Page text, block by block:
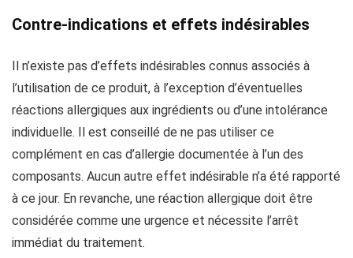
Contre-indications et effets indésirables
Il n’existe pas d’effets indésirables connus associés à
l’utilisation de ce produit, à l’exception d’éventuelles
réactions allergiques aux ingrédients ou d’une intolérance
individuelle. Il est conseillé de ne pas utiliser ce
complément en cas d’allergie documentée à l’un des
composants. Aucun autre effet indésirable n’a été rapporté
à ce jour. En revanche, une réaction allergique doit être
considérée comme une urgence et nécessite l’arrêt
immédiat du traitement.